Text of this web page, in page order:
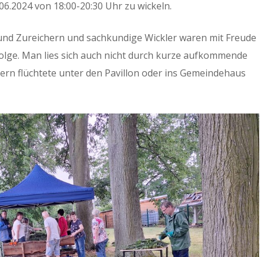
von 18:00-20:30 Uhr zu wickeln.
Zureichern und sachkundige Wickler waren mit Freude
Man lies sich auch nicht durch kurze aufkommende
flüchtete unter den Pavillon oder ins Gemeindehaus